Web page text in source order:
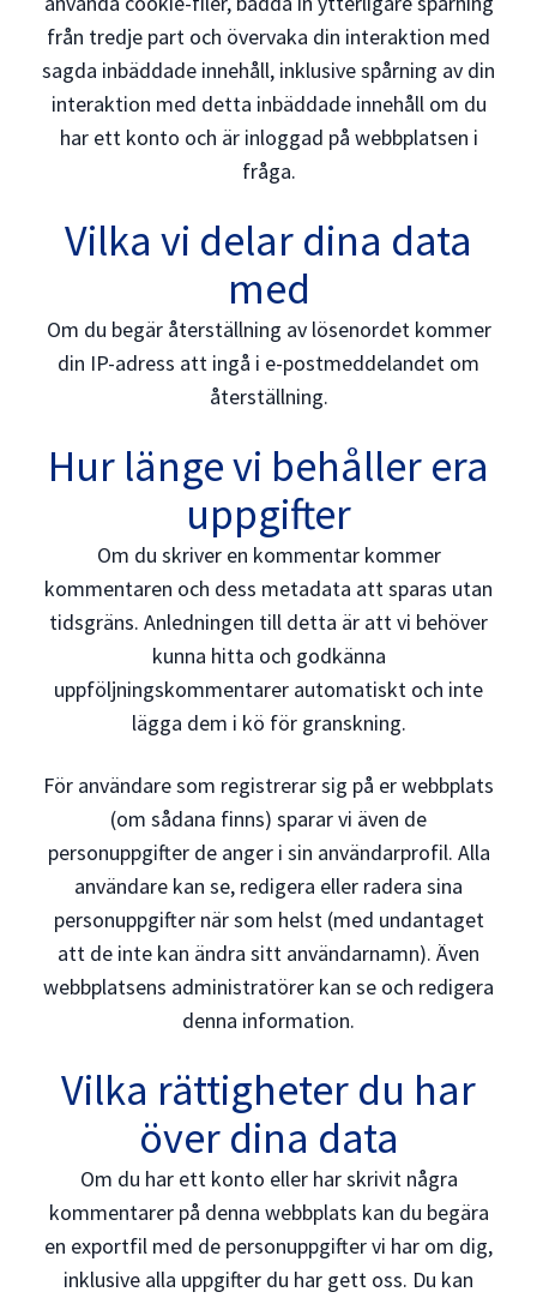
från tredje part och övervaka din interaktion med
sagda inbäddade innehåll, inklusive spårning av din
interaktion med detta inbäddade innehåll om du
har ett konto och är inloggad på webbplatsen i
fråga.
Vilka vi delar dina data
med
Om du begär återställning av lösenordet kommer
din IP-adress att ingå i e-postmeddelandet om
återställning.
Hur länge vi behåller era
uppgifter
Om du skriver en kommentar kommer
kommentaren och dess metadata att sparas utan
tidsgräns. Anledningen till detta är att vi behöver
kunna hitta och godkänna
uppföljningskommentarer automatiskt och inte
lägga dem i kö för granskning.
För användare som registrerar sig på er webbplats
(om sådana finns) sparar vi även de
personuppgifter de anger i sin användarprofil. Alla
användare kan se, redigera eller radera sina
personuppgifter när som helst (med undantaget
att de inte kan ändra sitt användarnamn). Även
webbplatsens administratörer kan se och redigera
denna information.
Vilka rättigheter du har
över dina data
Om du har ett konto eller har skrivit några
kommentarer på denna webbplats kan du begära
en exportfil med de personuppgifter vi har om dig,
inklusive alla uppgifter du har gett oss. Du kan